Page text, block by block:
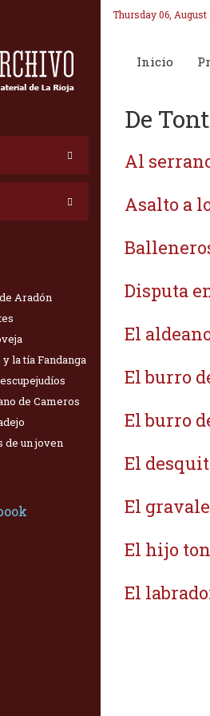
Aradón
la tía Fandanga
de Cameros
de un joven
Thursday 06, August
Inicio
De
Al
Asalto a
Disputa
El
El burro
El burro
El
El
El hijo
El